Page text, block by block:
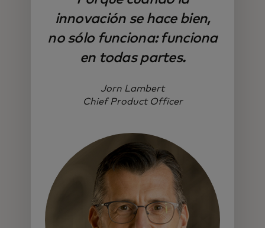
innovación se hace bien,
no sólo funciona: funciona
en todas partes.
Jorn Lambert
Chief Product Officer